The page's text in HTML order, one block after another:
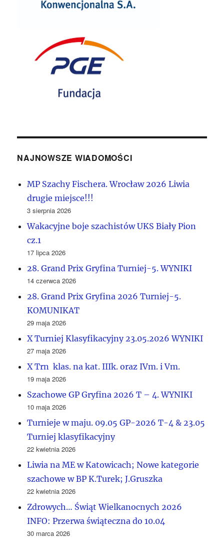
NAJNOWSZE WIADOMOŚCI
MP Szachy Fischera. Wrocław 2026 Liwia
drugie miejsce!!!
3 sierpnia 2026
Wakacyjne boje szachistów UKS Biały Pion
cz.1
17 lipca 2026
28. Grand Prix Gryfina Turniej-5. WYNIKI
14 czerwca 2026
28. Grand Prix Gryfina 2026 Turniej-5.
KOMUNIKAT
29 maja 2026
X Turniej Klasyfikacyjny 23.05.2026 WYNIKI
27 maja 2026
X Trn klas. na kat. IIIk. oraz IVm. i Vm.
19 maja 2026
Szachowe GP Gryfina 2026 T – 4. WYNIKI
10 maja 2026
Turnieje w maju. 09.05 GP-2026 T-4 & 23.05
Turniej klasyfikacyjny
22 kwietnia 2026
Liwia na ME w Katowicach; Nowe kategorie
szachowe w BP K.Turek; J.Gruszka
22 kwietnia 2026
Zdrowych… Świąt Wielkanocnych 2026
INFO: Przerwa świąteczna do 10.04
30 marca 2026